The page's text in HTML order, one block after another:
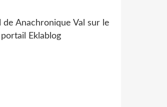
de Anachronique Val sur le
portail Eklablog